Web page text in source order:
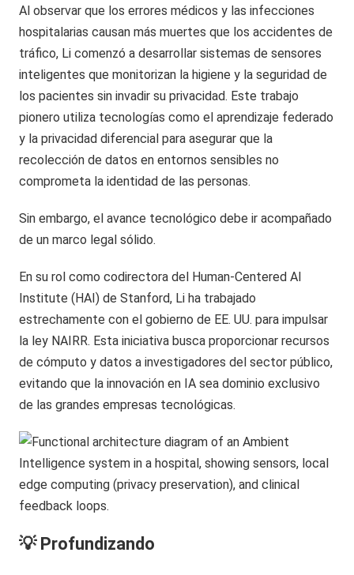
Al observar que los errores médicos y las infecciones
hospitalarias causan más muertes que los accidentes de
tráfico, Li comenzó a desarrollar sistemas de sensores
inteligentes que monitorizan la higiene y la seguridad de
los pacientes sin invadir su privacidad. Este trabajo
pionero utiliza tecnologías como el aprendizaje federado
y la privacidad diferencial para asegurar que la
recolección de datos en entornos sensibles no
comprometa la identidad de las personas.
Sin embargo, el avance tecnológico debe ir acompañado
de un marco legal sólido.
En su rol como codirectora del Human-Centered AI
Institute (HAI) de Stanford, Li ha trabajado
estrechamente con el gobierno de EE. UU. para impulsar
la ley NAIRR. Esta iniciativa busca proporcionar recursos
de cómputo y datos a investigadores del sector público,
evitando que la innovación en IA sea dominio exclusivo
de las grandes empresas tecnológicas.
💡 Profundizando